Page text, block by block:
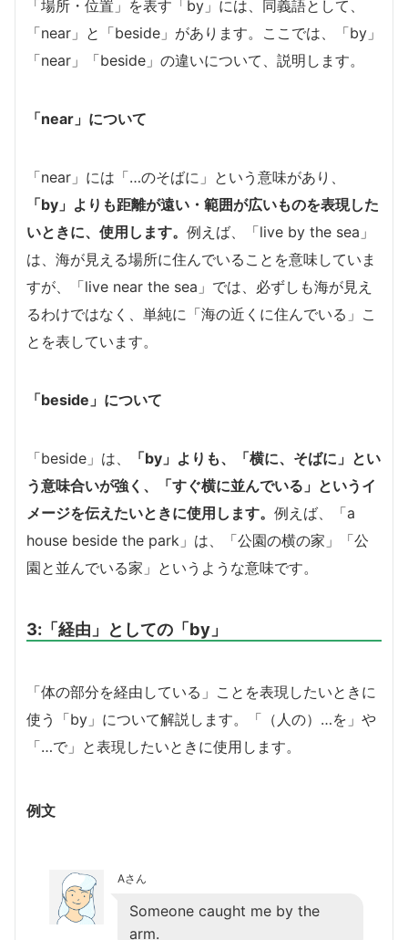
「場所・位置」を表す「by」には、同義語として、
「near」と「beside」があります。ここでは、「by」
「near」「beside」の違いについて、説明します。
「near」について
「near」には「…のそばに」という意味があり、
「by」よりも距離が遠い・範囲が広いものを表現した
いときに、使用します。 例えば、「live by the sea」
は、海が見える場所に住んでいることを意味していま
すが、「live near the sea」では、必ずしも海が見え
るわけではなく、単純に「海の近くに住んでいる」こ
とを表しています。
「beside」について
「beside」は、
「by」よりも、「横に、そばに」とい
う意味合いが強く、「すぐ横に並んでいる」というイ
メージを伝えたいときに使用します。 例えば、「a
house beside the park」は、「公園の横の家」「公
園と並んでいる家」というような意味です。
3:「経由」としての「by」
「体の部分を経由している」ことを表現したいときに
使う「by」について解説します。「（人の）…を」や
「…で」と表現したいときに使用します。
例文
Aさん
Someone caught me by the
arm.